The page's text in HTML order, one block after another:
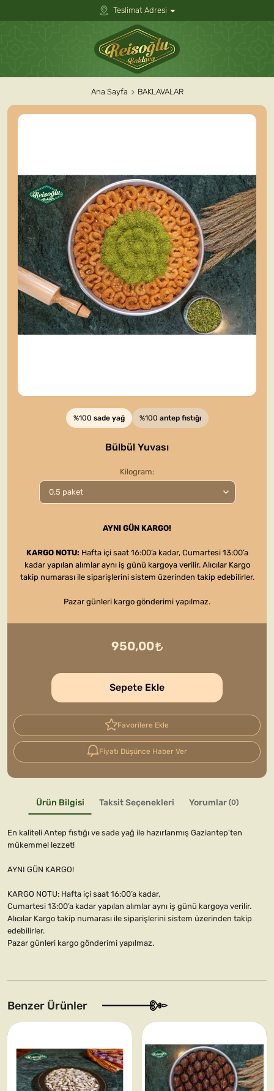
Teslimat Adresi
Ana Sayfa BAKLAVALAR
%100 sade yağ %100 antep fıstığı
Bülbül Yuvası
Kilogram
AYNI GÜN KARGO!
KARGO NOTU: Hafta içi saat 16:00’a kadar, Cumartesi 13:00’a
kadar yapılan alımlar aynı iş günü kargoya verilir. Alıcılar Kargo
takip numarası ile siparişlerini sistem üzerinden takip edebilirler.
Pazar günleri kargo gönderimi yapılmaz.
950,00
Sepete Ekle
Favorilere Ekle
Fiyatı Düşünce Haber Ver
Ürün Bilgisi Taksit Seçenekleri Yorumlar (0)
En kaliteli Antep fıstığı ve sade yağ ile hazırlanmış Gaziantep'ten
mükemmel lezzet!
AYNI GÜN KARGO!
KARGO NOTU: Hafta içi saat 16:00’a kadar,
Cumartesi 13:00’a kadar yapılan alımlar aynı iş günü kargoya verilir.
Alıcılar Kargo takip numarası ile siparişlerini sistem üzerinden takip
edebilirler.
Pazar günleri kargo gönderimi yapılmaz.
Benzer Ürünler